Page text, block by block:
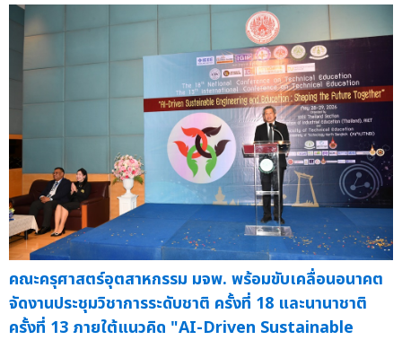
คณะครุศาสตร์อุตสาหกรรม มจพ. พร้อมขับเคลื่อนอนาคต
จัดงานประชุมวิชาการระดับชาติ ครั้งที่ 18 และนานาชาติ
ครั้งที่ 13 ภายใต้แนวคิด "AI-Driven Sustainable